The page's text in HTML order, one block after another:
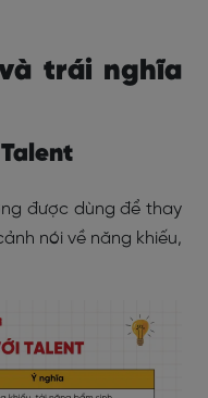
trái nghĩa
được dùng để thay
nói về năng khiếu,